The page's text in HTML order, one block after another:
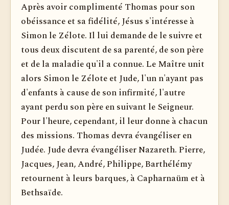
Après avoir complimenté Thomas pour son
obéissance et sa fidélité, Jésus s'intéresse à
Simon le Zélote. Il lui demande de le suivre et
tous deux discutent de sa parenté, de son père
et de la maladie qu'il a connue. Le Maître unit
alors Simon le Zélote et Jude, l'un n'ayant pas
d'enfants à cause de son infirmité, l'autre
ayant perdu son père en suivant le Seigneur.
Pour l'heure, cependant, il leur donne à chacun
des missions. Thomas devra évangéliser en
Judée. Jude devra évangéliser Nazareth. Pierre,
Jacques, Jean, André, Philippe, Barthélémy
retournent à leurs barques, à Capharnaüm et à
Bethsaïde.